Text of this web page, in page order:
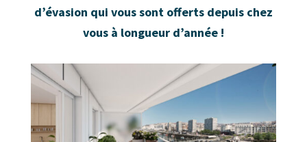
d’évasion qui vous sont offerts depuis chez
vous à longueur d’année !